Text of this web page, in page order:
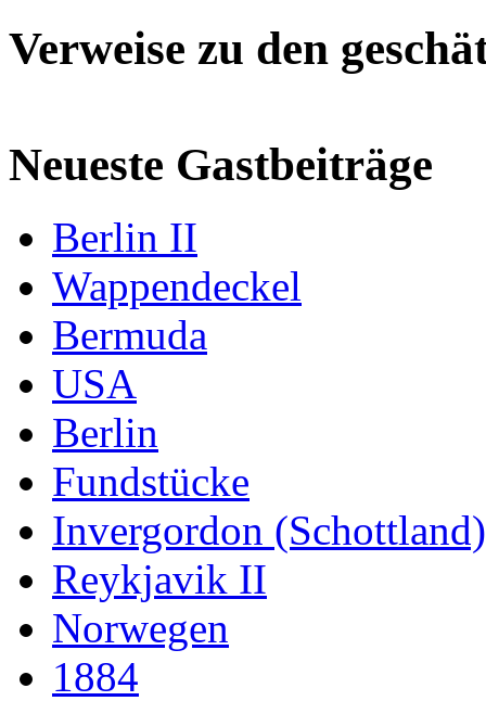
Verweise zu den
Neueste Gastbeiträge
Berlin II
Wappendeckel
Bermuda
USA
Berlin
Fundstücke
Invergordon (Schottland)
Reykjavik II
Norwegen
1884